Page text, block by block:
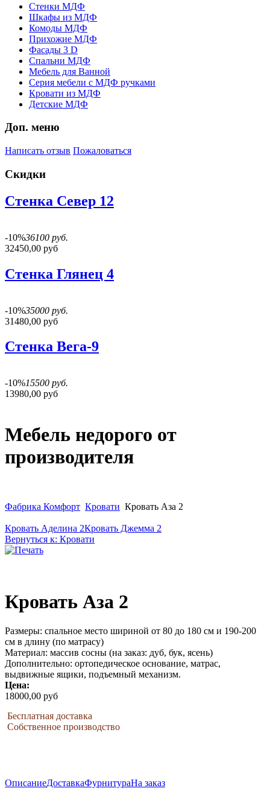
Стенки МДФ
Шкафы из МДФ
Комоды МДФ
Прихожие МДФ
Фасады 3 D
Спальни МДФ
Мебель для Ванной
Серия мебели с МДФ ручками
Кровати из МДФ
Детские МДФ
Доп. меню
Написать отзыв Пожаловаться
Скидки
Стенка Север 12
-10%36100 руб.
32450,00 руб
Стенка Глянец 4
-10%35000 руб.
31480,00 руб
Стенка Вега-9
-10%15500 руб.
13980,00 руб
Мебель недорого от
производителя
Фабрика Комфорт Кровати Кровать Аза 2
Кровать Аделина 2Кровать Джемма 2
Вернуться к: Кровати
Кровать Аза 2
Размеры: спальное место шириной от 80 до 180 см и 190-200
см в длину (по матрасу)
Материал: массив сосны (на заказ: дуб, бук, ясень)
Дополнительно: ортопедическое основание, матрас,
выдвижные ящики, подъемный механизм.
Цена:
18000,00 руб
Бесплатная доставка
Собственное производство
ОписаниеДоставкаФурнитураНа заказ